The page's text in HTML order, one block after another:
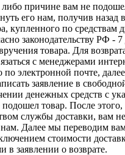
причине вам не
его нам, получив
купленного по средствам
законодательству РФ -
товара. Для
с менеджерами
по электронной почте,
заявление в
денежных средств с
товар. После
службы доставки, вам
нам. Далее мы переводим
стоимости
в заявлении о возврате.